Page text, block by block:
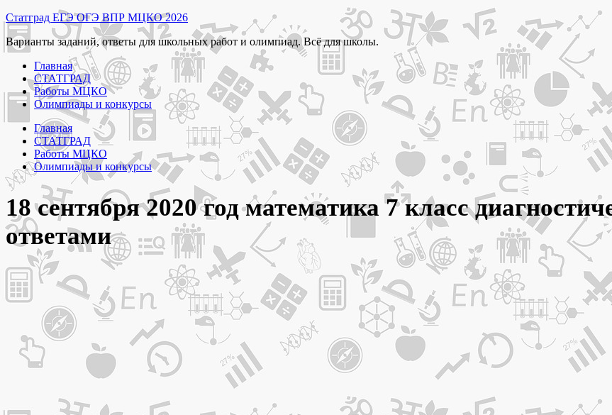
Перейти
к
содержимому
Статград ЕГЭ ОГЭ ВПР МЦКО 2026
Варианты заданий, ответы для школьных работ и олимпиад. Всё для школы.
Главная
СТАТГРАД
Работы МЦКО
Олимпиады и конкурсы
Главная
СТАТГРАД
Работы МЦКО
Олимпиады и конкурсы
18 сентября 2020 год математика 7 класс
ответами